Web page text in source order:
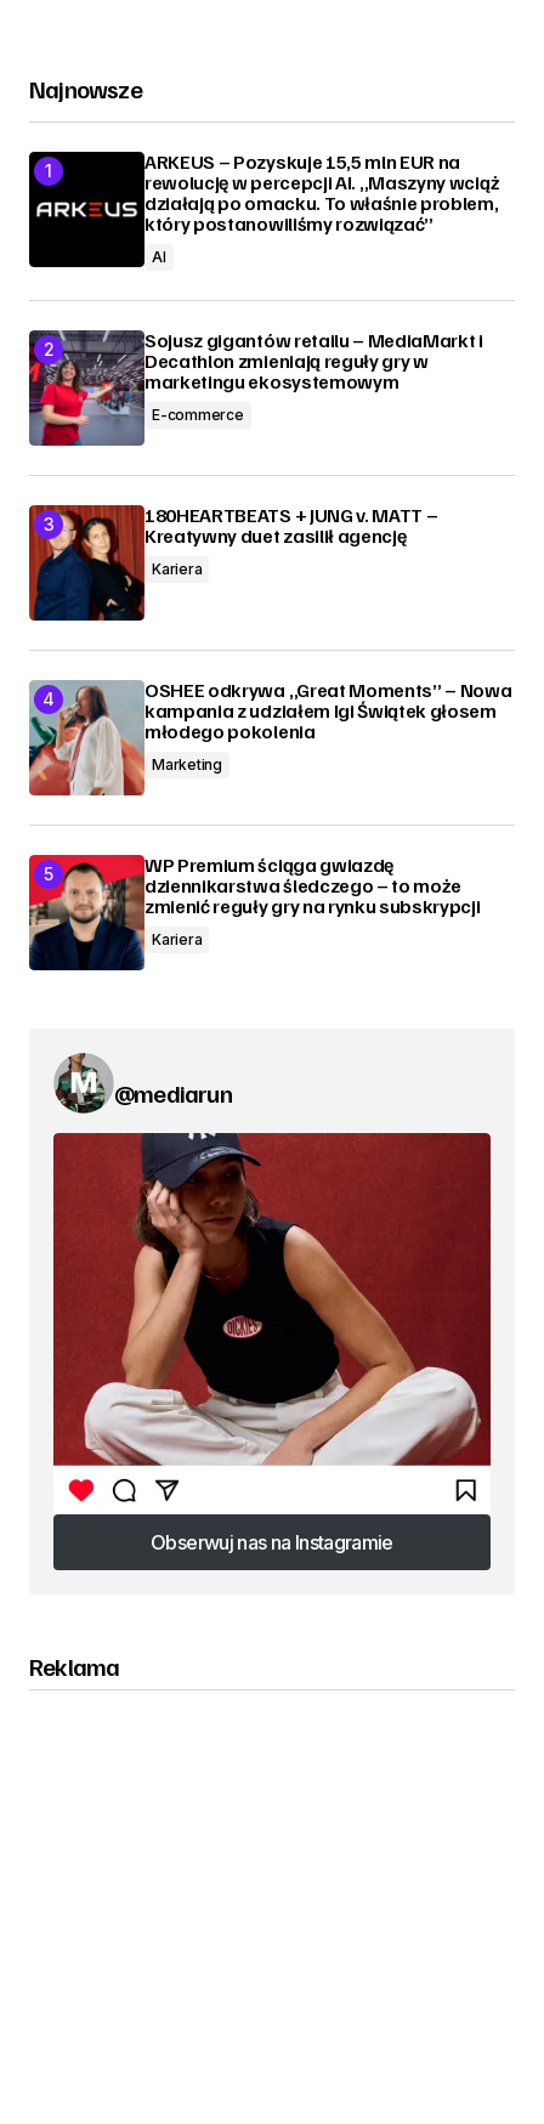
Najnowsze
ARKEUS – Pozyskuje 15,5 mln EUR na
rewolucję w percepcji AI. „Maszyny wciąż
działają po omacku. To właśnie problem,
który postanowiliśmy rozwiązać”
AI
Sojusz gigantów retailu – MediaMarkt i
Decathlon zmieniają reguły gry w
marketingu ekosystemowym
E-commerce
180HEARTBEATS + JUNG v. MATT –
Kreatywny duet zasilił agencję
Kariera
OSHEE odkrywa „Great Moments” – Nowa
kampania z udziałem Igi Świątek głosem
młodego pokolenia
Marketing
WP Premium ściąga gwiazdę
dziennikarstwa śledczego – to może
zmienić reguły gry na rynku subskrypcji
Kariera
@mediarun
Obserwuj nas na Instagramie
Obserwuj nas na Instagramie
Reklama